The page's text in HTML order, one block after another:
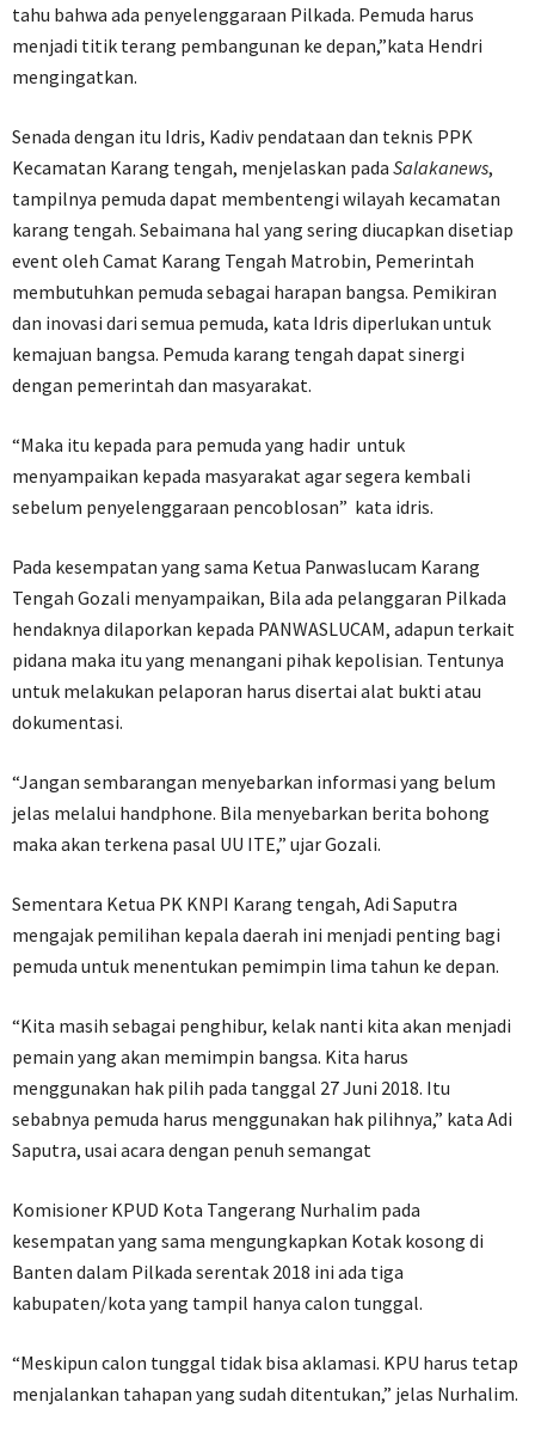
tahu bahwa ada penyelenggaraan Pilkada. Pemuda harus
menjadi titik terang pembangunan ke depan,”kata Hendri
mengingatkan.
Senada dengan itu Idris, Kadiv pendataan dan teknis PPK
Kecamatan Karang tengah, menjelaskan pada Salakanews,
tampilnya pemuda dapat membentengi wilayah kecamatan
karang tengah. Sebaimana hal yang sering diucapkan disetiap
event oleh Camat Karang Tengah Matrobin, Pemerintah
membutuhkan pemuda sebagai harapan bangsa. Pemikiran
dan inovasi dari semua pemuda, kata Idris diperlukan untuk
kemajuan bangsa. Pemuda karang tengah dapat sinergi
dengan pemerintah dan masyarakat.
“Maka itu kepada para pemuda yang hadir untuk
menyampaikan kepada masyarakat agar segera kembali
sebelum penyelenggaraan pencoblosan” kata idris.
Pada kesempatan yang sama Ketua Panwaslucam Karang
Tengah Gozali menyampaikan, Bila ada pelanggaran Pilkada
hendaknya dilaporkan kepada PANWASLUCAM, adapun terkait
pidana maka itu yang menangani pihak kepolisian. Tentunya
untuk melakukan pelaporan harus disertai alat bukti atau
dokumentasi.
“Jangan sembarangan menyebarkan informasi yang belum
jelas melalui handphone. Bila menyebarkan berita bohong
maka akan terkena pasal UU ITE,” ujar Gozali.
Sementara Ketua PK KNPI Karang tengah, Adi Saputra
mengajak pemilihan kepala daerah ini menjadi penting bagi
pemuda untuk menentukan pemimpin lima tahun ke depan.
“Kita masih sebagai penghibur, kelak nanti kita akan menjadi
pemain yang akan memimpin bangsa. Kita harus
menggunakan hak pilih pada tanggal 27 Juni 2018. Itu
sebabnya pemuda harus menggunakan hak pilihnya,” kata Adi
Saputra, usai acara dengan penuh semangat
Komisioner KPUD Kota Tangerang Nurhalim pada
kesempatan yang sama mengungkapkan Kotak kosong di
Banten dalam Pilkada serentak 2018 ini ada tiga
kabupaten/kota yang tampil hanya calon tunggal.
“Meskipun calon tunggal tidak bisa aklamasi. KPU harus tetap
menjalankan tahapan yang sudah ditentukan,” jelas Nurhalim.